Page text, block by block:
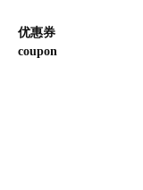
优惠券
coupon